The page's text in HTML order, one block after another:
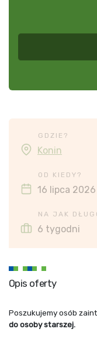
GDZIE?
Konin
OD KIEDY?
16 lipca 2026
NA JAK
6 tygodni
Opis oferty
Poszukujemy osób
do osoby starszej.